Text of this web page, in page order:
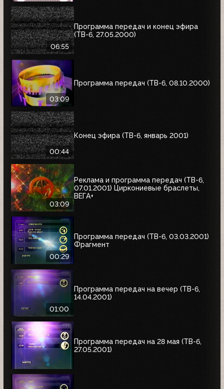
06:55
Программа передач и конец эфира
(ТВ-6, 27.05.2000)
03:09
Программа передач (ТВ-6, 08.10.2000)
00:44
Конец эфира (ТВ-6, январь 2001)
03:09
Реклама и программа передач (ТВ-6,
07.01.2001) Циркониевые браслеты,
ВЕГА+
00:29
Программа передач (ТВ-6, 03.03.2001)
Фрагмент
01:00
Программа передач на вечер (ТВ-6,
14.04.2001)
Программа передач на 28 мая (ТВ-6,
27.05.2001)